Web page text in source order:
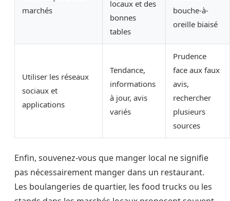
marchés
locaux et des
bonnes
tables
bouche-à-
oreille biaisé
Utiliser les réseaux
sociaux et
applications
Tendance,
informations
à jour, avis
variés
Prudence
face aux faux
avis,
rechercher
plusieurs
sources
Enfin, souvenez-vous que manger local ne signifie
pas nécessairement manger dans un restaurant.
Les boulangeries de quartier, les food trucks ou les